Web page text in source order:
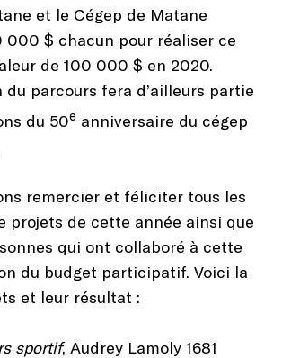
et le Cégep de Matane
000 $ chacun pour réaliser ce
de 100 000 $ en 2020.
du parcours fera d’ailleurs partie
du 50e anniversaire du cégep
remercier et féliciter tous les
projets de cette année ainsi que
qui ont collaboré à cette
du budget participatif. Voici la
et leur résultat :
sportif, Audrey Lamoly 1681